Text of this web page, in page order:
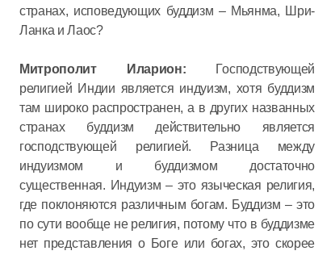
странах, исповедующих буддизм – Мьянма, Шри-
Ланка и Лаос?
Митрополит Иларион: Господствующей
религией Индии является индуизм, хотя буддизм
там широко распространен, а в других названных
странах буддизм действительно является
господствующей религией. Разница между
индуизмом и буддизмом достаточно
существенная. Индуизм – это языческая религия,
где поклоняются различным богам. Буддизм – это
по сути вообще не религия, потому что в буддизме
нет представления о Боге или богах, это скорее